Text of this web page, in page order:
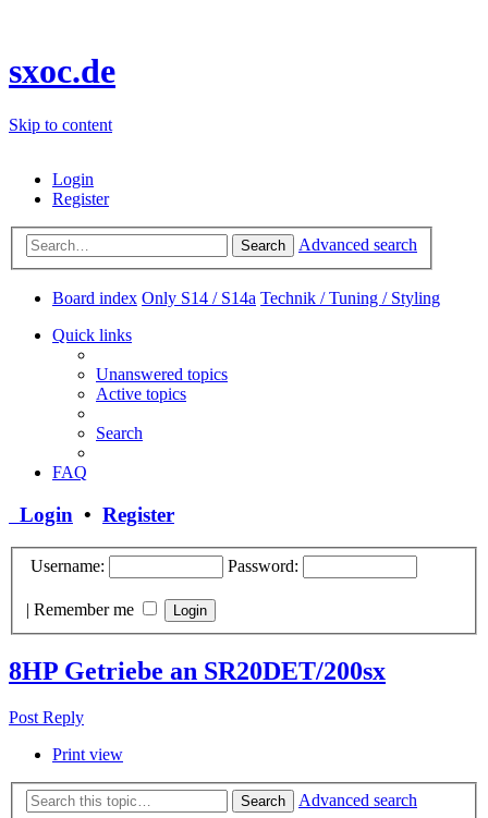
sxoc.de
Skip to content
Login
Register
Search Advanced search
Board index Only S14 / S14a Technik / Tuning / Styling
Quick links
Unanswered topics
Active topics
Search
FAQ
Login • Register
Username: Password:
| Remember me
8HP Getriebe an SR20DET/200sx
Post Reply
Print view
Search
Advanced search